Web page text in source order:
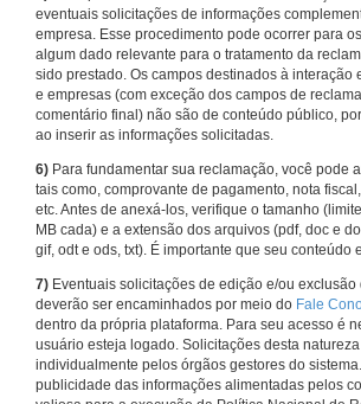
eventuais solicitações de informações
empresa. Esse procedimento pode ocorrer para
algum dado relevante para o tratamento da
sido prestado. Os campos destinados à interação
e empresas (com exceção dos campos de
comentário final) não são de conteúdo público,
ao inserir as informações solicitadas.
6) Para fundamentar sua reclamação, você pode
tais como, comprovante de pagamento, nota
etc. Antes de anexá-los, verifique o tamanho
MB cada) e a extensão dos arquivos (pdf, doc e
gif, odt e ods, txt). É importante que seu conteúdo
7) Eventuais solicitações de edição e/ou
deverão ser encaminhados por meio do Fale
dentro da própria plataforma. Para seu acesso é
usuário esteja logado. Solicitações desta
individualmente pelos órgãos gestores do
publicidade das informações alimentadas pelos